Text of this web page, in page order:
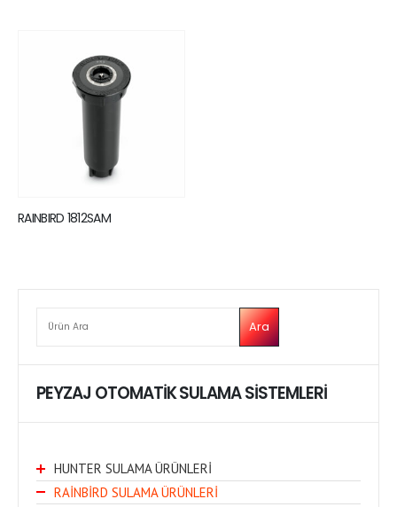
RAINBIRD 1812SAM
Ara
PEYZAJ OTOMATİK SULAMA SİSTEMLERİ
HUNTER SULAMA ÜRÜNLERİ
RAİNBİRD SULAMA ÜRÜNLERİ